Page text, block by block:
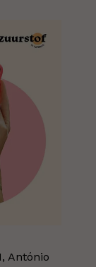
António